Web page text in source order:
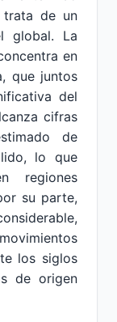
trata de un
global. La
en
que juntos
del
cifras
de
lo que
regiones
su parte,
los siglos
de origen